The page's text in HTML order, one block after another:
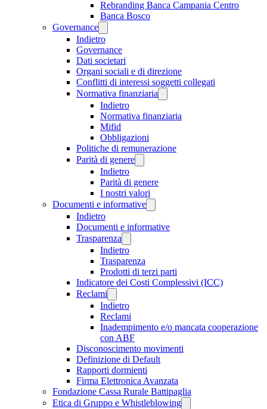
Rebranding Banca Campania Centro
Banca Bosco
Governance
Indietro
Governance
Dati societari
Organi sociali e di direzione
Conflitti di interessi soggetti collegati
Normativa finanziaria
Indietro
Normativa finanziaria
Mifid
Obbligazioni
Politiche di remunerazione
Parità di genere
Indietro
Parità di genere
I nostri valori
Documenti e informative
Indietro
Documenti e informative
Trasparenza
Indietro
Trasparenza
Prodotti di terzi parti
Indicatore dei Costi Complessivi (ICC)
Reclami
Indietro
Reclami
Inadempimento e/o mancata cooperazione
con ABF
Disconoscimento movimenti
Definizione di Default
Rapporti dormienti
Firma Elettronica Avanzata
Fondazione Cassa Rurale Battipaglia
Etica di Gruppo e Whistleblowing